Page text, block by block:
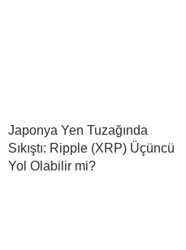
Japonya Yen Tuzağında
Sıkıştı: Ripple (XRP) Üçüncü
Yol Olabilir mi?